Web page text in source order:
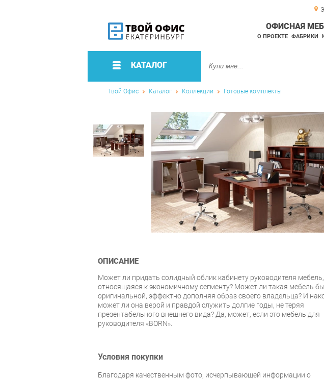
ОФИСНАЯ
О ПРОЕКТЕ ФАБРИКИ
КАТАЛОГ
Твой Офис Каталог Коллекции Готовые комплекты
ОПИСАНИЕ
Может ли придать солидный облик кабинету руководителя мебель,
относящаяся к экономичному сегменту? Может ли такая мебель
оригинальной, эффектно дополняя образ своего владельца? И
может ли она верой и правдой служить долгие годы, не теряя
презентабельного внешнего вида? Да, может, если это мебель для
руководителя «BORN».
Условия покупки
Благодаря качественным фото, исчерпывающей информации о